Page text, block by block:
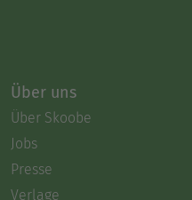
Über uns
Über Skoobe
Jobs
Presse
Verlage